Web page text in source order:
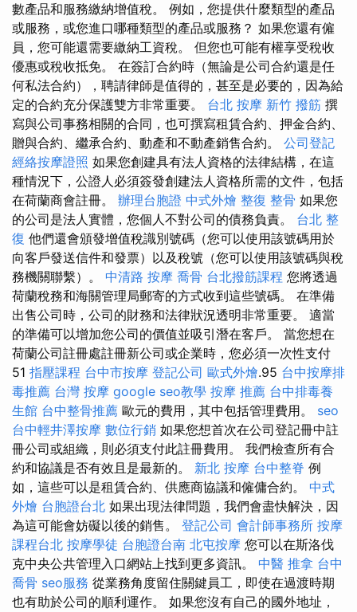
數產品和服務繳納增值稅。 例如，您提供什麼類型的產品
或服務，或您進口哪種類型的產品或服務？ 如果您還有僱
員，您可能還需要繳納工資稅。 但您也可能有權享受稅收
優惠或稅收抵免。 在簽訂合約時（無論是公司合約還是任
何私法合約），聘請律師是值得的，甚至是必要的，因為給
定的合約充分保護雙方非常重要。 台北 按摩 新竹 撥筋 撰
寫與公司事務相關的合同，也可撰寫租賃合約、押金合約、
贈與合約、繼承合約、動產和不動產銷售合約。 公司登記
經絡按摩證照 如果您創建具有法人資格的法律結構，在這
種情況下，公證人必須簽發創建法人資格所需的文件，包括
在荷蘭商會註冊。 辦理台胞證 中式外燴 整復 整骨 如果您
的公司是法人實體，您個人不對公司的債務負責。 台北 整
復 他們還會頒發增值稅識別號碼（您可以使用該號碼用於
向客戶發送信件和發票）以及稅號（您可以使用該號碼與稅
務機關聯繫）。 中清路 按摩 喬骨 台北撥筋課程 您將透過
荷蘭稅務和海關管理局郵寄的方式收到這些號碼。 在準備
出售公司時，公司的財務和法律狀況透明非常重要。 適當
的準備可以增加您公司的價值並吸引潛在客戶。 當您想在
荷蘭公司註冊處註冊新公司或企業時，您必須一次性支付
51 指壓課程 台中市按摩 登記公司 歐式外燴.95 台中按摩排
毒推薦 台灣 按摩 google seo教學 按摩 推薦 台中排毒養
生館 台中整骨推薦 歐元的費用，其中包括管理費用。 seo
台中輕井澤按摩 數位行銷 如果您想首次在公司登記冊中註
冊公司或組織，則必須支付此註冊費用。 我們檢查所有合
約和協議是否有效且是最新的。 新北 按摩 台中整脊 例
如，這些可以是租賃合約、供應商協議和僱傭合約。 中式
外燴 台胞證台北 如果出現法律問題，我們會盡快解決，因
為這可能會妨礙以後的銷售。 登記公司 會計師事務所 按摩
課程台北 按摩學徒 台胞證台南 北屯按摩 您可以在斯洛伐
克中央公共管理入口網站上找到更多資訊。 中醫 推拿 台中
喬骨 seo服務 從業務角度留住關鍵員工，即使在過渡時期
也有助於公司的順利運作。 如果您沒有自己的國外地址，